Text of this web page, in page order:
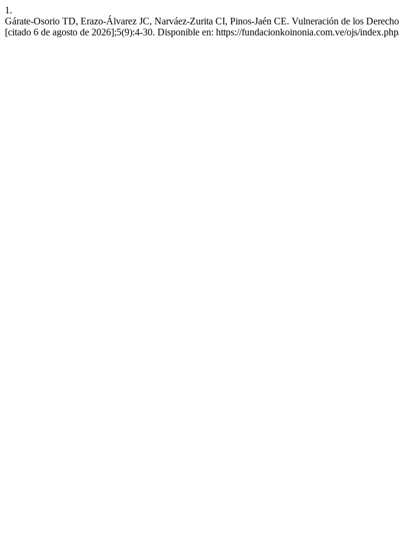
1.
Gárate-Osorio TD, Erazo-Álvarez JC, Narváez-Zurita CI, Pinos-Jaén CE. Vulneración de los
[citado 6 de agosto de 2026];5(9):4-30. Disponible en: https://fundacionkoinonia.com.ve/ojs/